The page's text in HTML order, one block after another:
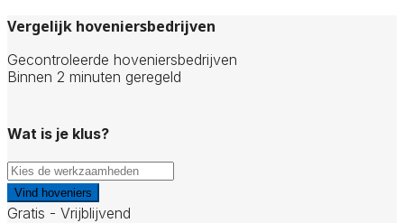
Vergelijk hoveniersbedrijven
Gecontroleerde hoveniersbedrijven
Binnen 2 minuten geregeld
Wat is je klus?
Vind hoveniers
Gratis - Vrijblijvend